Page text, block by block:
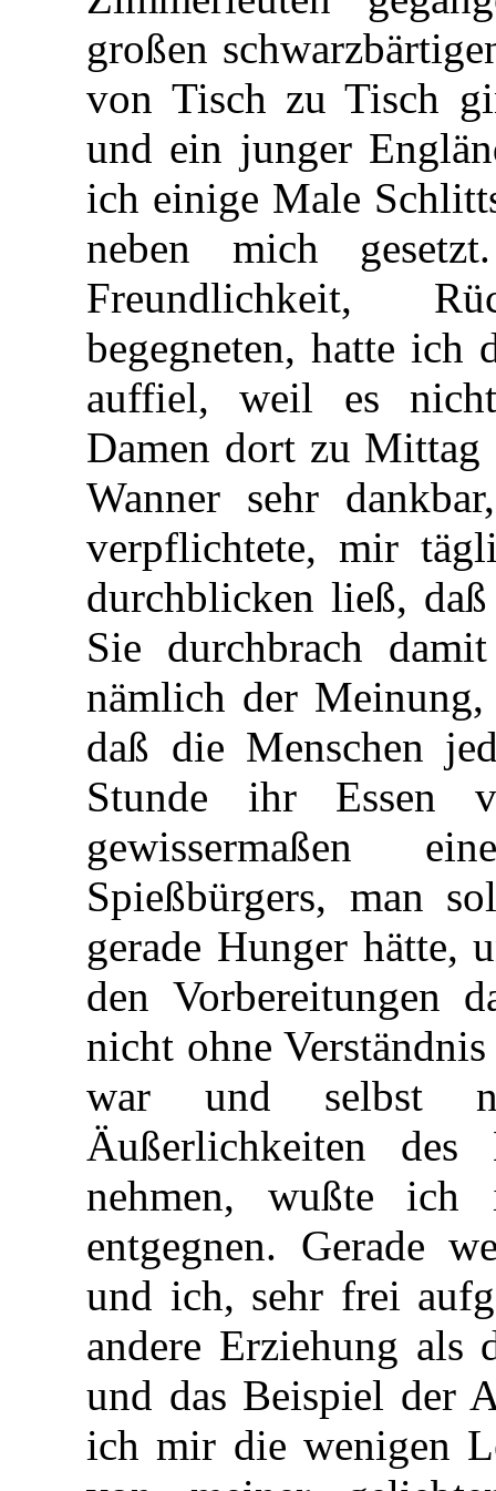
großen
von Tisch zu Tisch
und ein junger
ich einige Male
neben mich
Freundlichkeit,
begegneten, hatte ich
auffiel, weil es
Damen dort zu Mittag
Wanner sehr
verpflichtete, mir
durchblicken ließ,
Sie durchbrach
nämlich der Meinung,
daß die Menschen
Stunde ihr Essen
gewissermaßen
Spießbürgers, man
gerade Hunger hätte,
den Vorbereitungen
nicht ohne
war und selbst
Äußerlichkeiten
nehmen, wußte
entgegnen. Gerade
und ich, sehr frei
andere Erziehung als
und das Beispiel der
ich mir die wenigen